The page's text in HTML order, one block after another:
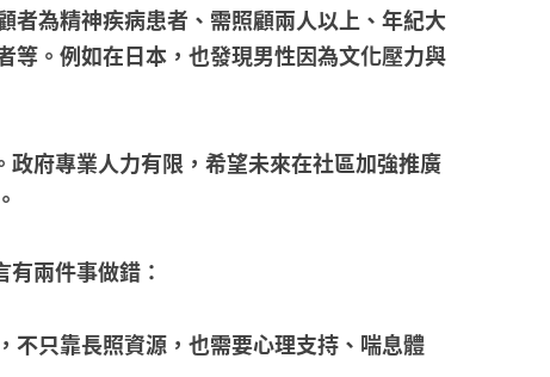
者為精神疾病患者、需照顧兩人以上、年紀大
等。例如在日本，也發現男性因為文化壓力與
府專業人力有限，希望未來在社區加強推廣
兩件事做錯：
不只靠長照資源，也需要心理支持、喘息體